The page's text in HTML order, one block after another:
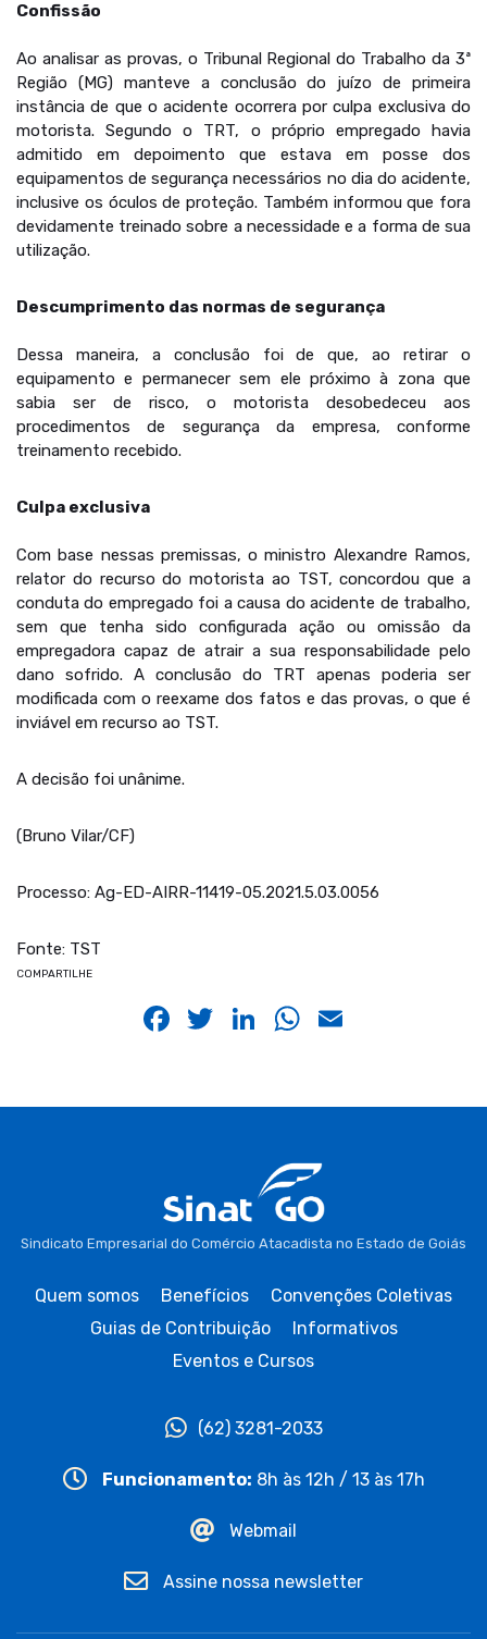
Confissão
Ao analisar as provas, o Tribunal Regional do Trabalho da 3ª
Região (MG) manteve a conclusão do juízo de primeira
instância de que o acidente ocorrera por culpa exclusiva do
motorista. Segundo o TRT, o próprio empregado havia
admitido em depoimento que estava em posse dos
equipamentos de segurança necessários no dia do acidente,
inclusive os óculos de proteção. Também informou que fora
devidamente treinado sobre a necessidade e a forma de sua
utilização.
Descumprimento das normas de segurança
Dessa maneira, a conclusão foi de que, ao retirar o
equipamento e permanecer sem ele próximo à zona que
sabia ser de risco, o motorista desobedeceu aos
procedimentos de segurança da empresa, conforme
treinamento recebido.
Culpa exclusiva
Com base nessas premissas, o ministro Alexandre Ramos,
relator do recurso do motorista ao TST, concordou que a
conduta do empregado foi a causa do acidente de trabalho,
sem que tenha sido configurada ação ou omissão da
empregadora capaz de atrair a sua responsabilidade pelo
dano sofrido. A conclusão do TRT apenas poderia ser
modificada com o reexame dos fatos e das provas, o que é
inviável em recurso ao TST.
A decisão foi unânime.
(Bruno Vilar/CF)
Processo: Ag-ED-AIRR-11419-05.2021.5.03.0056
Fonte: TST
COMPARTILHE
Facebook
Twitter
LinkedIn
WhatsApp
Sindicato Empresarial do Comércio Atacadista no Estado de Goiás
Quem somos Benefícios
Convenções Coletivas
Guias de Contribuição
Informativos
Eventos e Cursos
(62) 3281-2033
Funcionamento: 8h às 12h / 13 às 17h
Webmail
Assine nossa newsletter